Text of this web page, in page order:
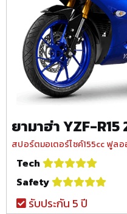
ยามาฮ่า YZF-
สปอร์ตมอเตอร์ไซค์155cc ฟูล
Tech
Safety
รับประกัน 5 ปี